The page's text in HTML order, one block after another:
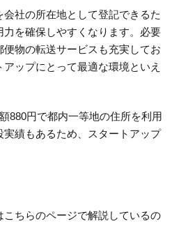
社の所在地として登記できるた
を確保しやすくなります。必要
物の転送サービスも充実してお
ップにとって最適な環境といえ
880円で都内一等地の住所を利用
績もあるため、スタートアップ
ちらのページで解説しているの